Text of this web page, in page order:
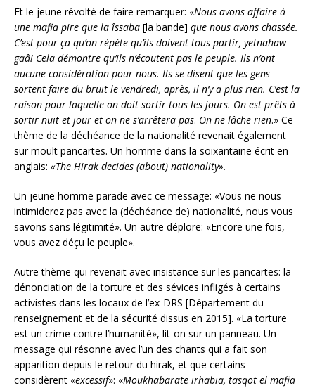
Et le jeune révolté de faire remarquer: «Nous avons affaire à
une mafia pire que la îssaba [la bande] que nous avons chassée.
C’est pour ça qu’on répète qu’ils doivent tous partir, yetnahaw
gaâ! Cela démontre qu’ils n’écoutent pas le peuple. Ils n’ont
aucune considération pour nous. Ils se disent que les gens
sortent faire du bruit le vendredi, après, il n’y a plus rien. C’est la
raison pour laquelle on doit sortir tous les jours. On est prêts à
sortir nuit et jour et on ne s’arrêtera pas. On ne lâche rien.» Ce
thème de la déchéance de la nationalité revenait également
sur moult pancartes. Un homme dans la soixantaine écrit en
anglais: «The Hirak decides (about) nationality».
Un jeune homme parade avec ce message: «Vous ne nous
intimiderez pas avec la (déchéance de) nationalité, nous vous
savons sans légitimité». Un autre déplore: «Encore une fois,
vous avez déçu le peuple».
Autre thème qui revenait avec insistance sur les pancartes: la
dénonciation de la torture et des sévices infligés à certains
activistes dans les locaux de l’ex-DRS [Département du
renseignement et de la sécurité dissus en 2015]. «La torture
est un crime contre l’humanité», lit-on sur un panneau. Un
message qui résonne avec l’un des chants qui a fait son
apparition depuis le retour du hirak, et que certains
considèrent «excessif»: «Moukhabarate irhabia, tasqot el mafia